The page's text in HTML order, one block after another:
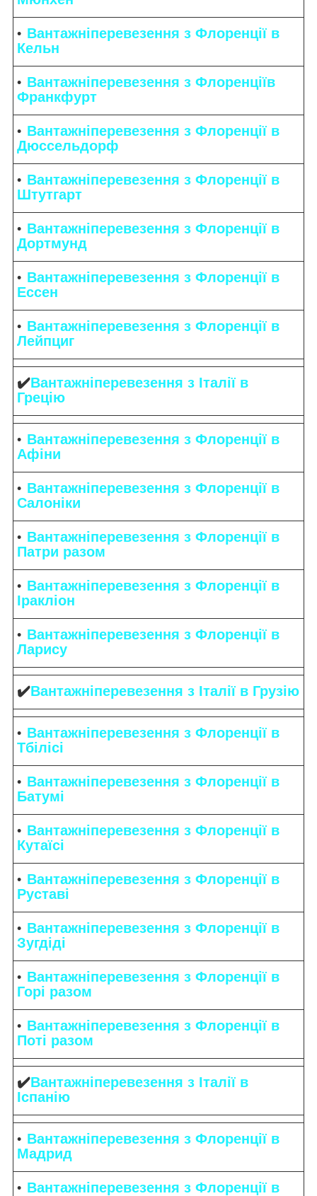
Вантажніперевезення з Флоренції в
Кельн
Вантажніперевезення з Флоренціїв
Франкфурт
Вантажніперевезення з Флоренції в
Дюссельдорф
Вантажніперевезення з Флоренції в
Штутгарт
Вантажніперевезення з Флоренції в
Дортмунд
Вантажніперевезення з Флоренції в
Ессен
Вантажніперевезення з Флоренції в
Лейпциг
✔️Вантажніперевезення з Італії в
Грецію
Вантажніперевезення з Флоренції в
Афіни
Вантажніперевезення з Флоренції в
Салоніки
Вантажніперевезення з Флоренції в
Патри разом
Вантажніперевезення з Флоренції в
Іракліон
Вантажніперевезення з Флоренції в
Ларису
✔️Вантажніперевезення з Італії в Грузію
Вантажніперевезення з Флоренції в
Тбілісі
Вантажніперевезення з Флоренції в
Батумі
Вантажніперевезення з Флоренції в
Кутаїсі
Вантажніперевезення з Флоренції в
Руставі
Вантажніперевезення з Флоренції в
Зугдіді
Вантажніперевезення з Флоренції в
Горі разом
Вантажніперевезення з Флоренції в
Поті разом
✔️Вантажніперевезення з Італії в
Іспанію
Вантажніперевезення з Флоренції в
Мадрид
Вантажніперевезення з Флоренції в